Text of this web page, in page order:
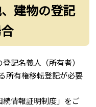
建物の登記
記名義人（所有者）
所有権移転登記が必要
続情報証明制度」をご